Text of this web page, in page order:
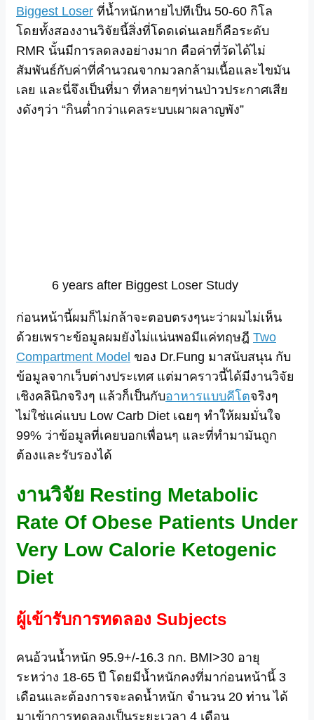
Biggest Loser ที่น้ำหนักหายไปทีเป็น 50-60 กิโล
โดยทั้งสองงานวิจัยนี้สิ่งที่โดดเด่นเลยก็คือระดับ
RMR นั้นมีการลดลงอย่างมาก คือค่าที่วัดได้ไม่
สัมพันธ์กับค่าที่คำนวณจากมวลกล้ามเนื้อและไขมัน
เลย และนี่จึงเป็นที่มา ที่หลายๆท่านป่าวประกาศเสีย
งดังๆว่า “กินต่ำกว่าแคลระบบเผาผลาญพัง”
6 years after Biggest Loser Study
ก่อนหน้านี้ผมก็ไม่กล้าจะตอบตรงๆนะว่าผมไม่เห็น
ด้วยเพราะข้อมูลผมยังไม่แน่นพอมีแค่ทฤษฎี Two
Compartment Model ของ Dr.Fung มาสนับสนุน กับ
ข้อมูลจากเว็บต่างประเทศ แต่มาคราวนี้ได้มีงานวิจัย
เชิงคลินิกจริงๆ แล้วก็เป็นกับอาหารแบบคีโตจริงๆ
ไม่ใช่แค่แบบ Low Carb Diet เฉยๆ ทำให้ผมมั่นใจ
99% ว่าข้อมูลที่เคยบอกเพื่อนๆ และที่ทำมามันถูก
ต้องและรับรองได้
งานวิจัย Resting Metabolic
Rate Of Obese Patients Under
Very Low Calorie Ketogenic
Diet
ผู้เข้ารับการทดลอง Subjects
คนอ้วนน้ำหนัก 95.9+/-16.3 กก. BMI>30 อายุ
ระหว่าง 18-65 ปี โดยมีน้ำหนักคงที่มาก่อนหน้านี้ 3
เดือนและต้องการจะลดน้ำหนัก จำนวน 20 ท่าน ได้
มาเข้าการทดลองเป็นระยะเวลา 4 เดือน